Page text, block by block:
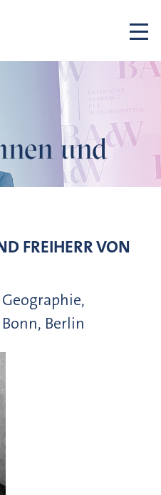
und
FREIHERR VON
Berlin